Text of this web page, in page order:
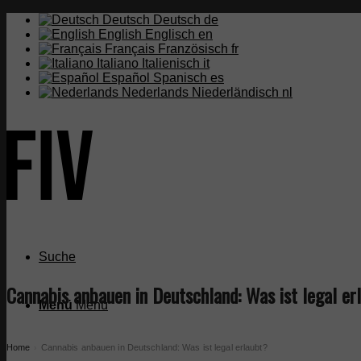
Deutsch Deutsch de
English Englisch en
Français Französisch fr
Italiano Italienisch it
Español Spanisch es
Nederlands Niederländisch nl
Suche
Menü Menü
Cannabis anbauen in Deutschland: Was ist legal
Home Cannabis anbauen in Deutschland: Was ist legal erlaubt?